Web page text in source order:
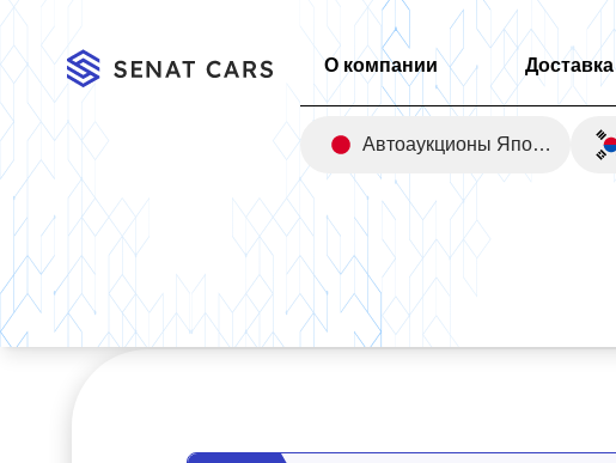
О компании Доставка
Автоаукционы Японии
Главная/Каталог Genesis G80 Gasoline 2.5 Turbo AWD 4WD